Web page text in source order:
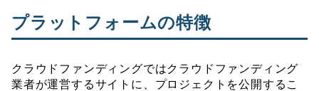
プラットフォームの特徴
クラウドファンディングではクラウドファンディング
業者が運営するサイトに、プロジェクトを公開するこ